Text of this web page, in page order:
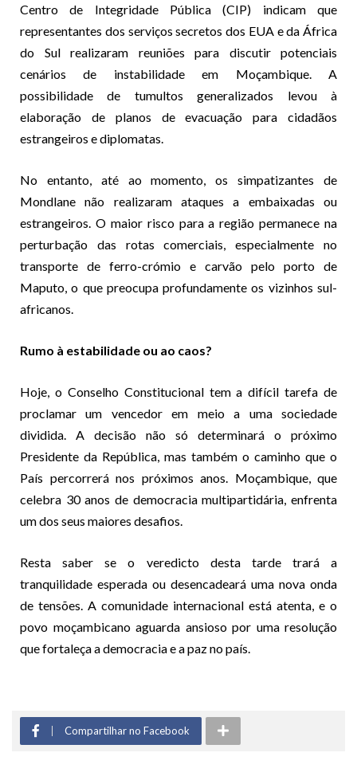
Centro de Integridade Pública (CIP) indicam que
representantes dos serviços secretos dos EUA e da África
do Sul realizaram reuniões para discutir potenciais
cenários de instabilidade em Moçambique. A
possibilidade de tumultos generalizados levou à
elaboração de planos de evacuação para cidadãos
estrangeiros e diplomatas.
No entanto, até ao momento, os simpatizantes de
Mondlane não realizaram ataques a embaixadas ou
estrangeiros. O maior risco para a região permanece na
perturbação das rotas comerciais, especialmente no
transporte de ferro-crómio e carvão pelo porto de
Maputo, o que preocupa profundamente os vizinhos sul-
africanos.
Rumo à estabilidade ou ao caos?
Hoje, o Conselho Constitucional tem a difícil tarefa de
proclamar um vencedor em meio a uma sociedade
dividida. A decisão não só determinará o próximo
Presidente da República, mas também o caminho que o
País percorrerá nos próximos anos. Moçambique, que
celebra 30 anos de democracia multipartidária, enfrenta
um dos seus maiores desafios.
Resta saber se o veredicto desta tarde trará a
tranquilidade esperada ou desencadeará uma nova onda
de tensões. A comunidade internacional está atenta, e o
povo moçambicano aguarda ansioso por uma resolução
que fortaleça a democracia e a paz no país.
Compartilhar no Facebook